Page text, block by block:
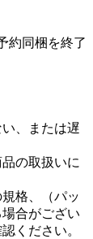
約同梱を終了
、または遅
の取扱いに
格、（パッ
合がござい
ください。